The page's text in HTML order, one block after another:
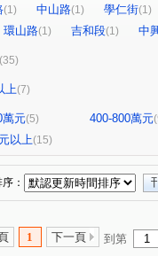
(1) 中山路(1) 學仁街(1)
環山路(1) 吉和段(1) 中
(35)
上(7)
萬元(5) 400-800萬元
以上(15)
：
1 下一頁 到第